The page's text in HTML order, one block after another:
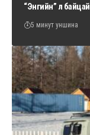
“Энгийн” л
5 минут уншина